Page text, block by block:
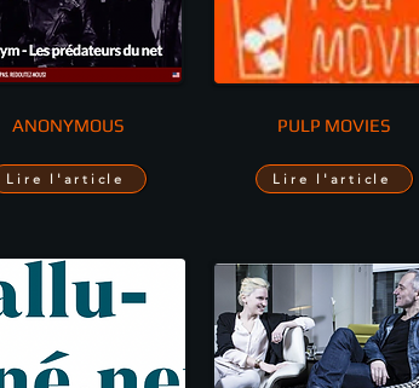
ANONYMOUS
Lire l'article
PULP MOVIES
Lire l'article